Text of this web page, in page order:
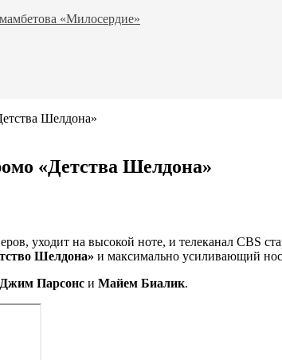
«Милосердие»
Шелдона»
«Детства Шелдона»
уходит на высокой ноте, и телеканал CBS
Шелдона» и максимально усиливающий
Джим Парсонс и Майем Биалик.